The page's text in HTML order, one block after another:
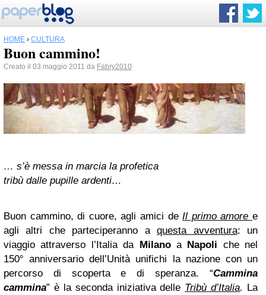
HOME › CULTURA
Buon cammino!
Creato il 03 maggio 2011 da Fabry2010
… s’è messa in marcia la profetica
tribù dalle pupille ardenti…
Buon cammino, di cuore, agli amici deIl primo amoree
agli altri che parteciperanno aquesta avventura: un
viaggio attraverso l’Italia da Milanoa Napoli che nel
150° anniversario dell’Unità unifichi la nazione con un
percorso di scoperta e di speranza. “Cammina
cammina” è la seconda iniziativa delle Tribù d’Italia. La